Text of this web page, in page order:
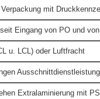
Verpackung mit
Eingang von PO und
u. LCL) oder Luftfracht
Extralaminierung mit